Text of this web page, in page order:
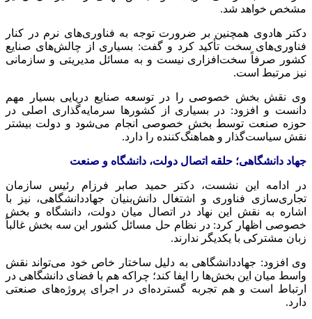
مشخص خواهد شد.
دکتر هادوی همچنین بر ضرورت توجه به فناوری‌های نرم در کنار
فناوری‌های سخت تأکید کرد و گفت: بسیاری از چالش‌های صنایع
کشور صرفاً سخت‌افزاری نیست و به مسائل مدیریتی و سازمانی
نیز مرتبط است.
وی نقش بخش خصوصی را در توسعه صنایع دریایی بسیار مهم
دانست و افزود: در بسیاری از کشورها سرمایه‌گذاری اصلی در
حوزه صنعت توسط بخش خصوصی انجام می‌شود و دولت بیشتر
نقش سیاست‌گذار و هماهنگ‌کننده را دارد.
جهاد دانشگاهی؛ حلقه اتصال دولت، دانشگاه و صنعت
در ادامه این نشست، دکتر حمید صابر فرزام رئیس سازمان
تجاری‌سازی فناوری و اشتغال دانش‌بنیان جهاددانشگاهی، نیز با
اشاره به نقش این نهاد در اتصال میان دولت، دانشگاه و بخش
خصوصی اظهار کرد: در نظام حل مسائل کشور این سه بخش غالباً
زبان مشترکی با یکدیگر ندارند.
وی افزود: جهاددانشگاهی به دلیل ساختار خاص خود می‌تواند نقش
واسط میان این بخش‌ها را ایفا کند؛ چراکه هم با فضای دانشگاهی در
ارتباط است و هم تجربه گسترده‌ای در اجرای پروژه‌های صنعتی
دارد.